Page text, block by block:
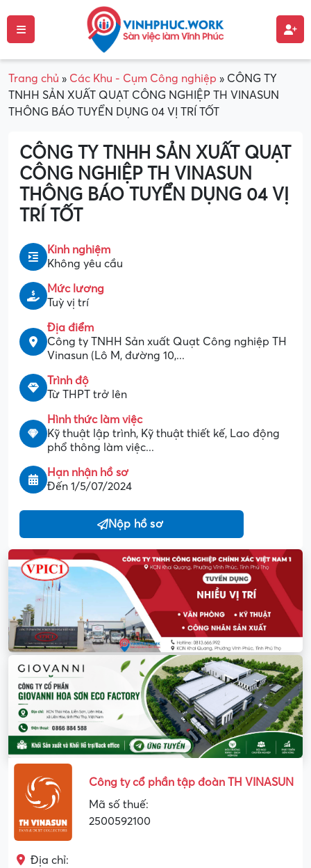
Trang chủ » Các Khu - Cụm Công nghiệp » CÔNG TY
TNHH SẢN XUẤT QUẠT CÔNG NGHIỆP TH VINASUN
THÔNG BÁO TUYỂN DỤNG 04 VỊ TRÍ TỐT
CÔNG TY TNHH SẢN XUẤT QUẠT
CÔNG NGHIỆP TH VINASUN
THÔNG BÁO TUYỂN DỤNG 04 VỊ
TRÍ TỐT
Kinh nghiệm
Không yêu cầu
Mức lương
Tuỳ vị trí
Địa điểm
Công ty TNHH Sản xuất Quạt Công nghiệp TH
Vinasun (Lô M, đường 10,...
Trình độ
Từ THPT trở lên
Hình thức làm việc
Kỹ thuật lập trình, Kỹ thuật thiết kế, Lao động
phổ thông làm việc...
Hạn nhận hồ sơ
Đến 1/5/07/2024
Nộp hồ sơ
Công ty cổ phần tập đoàn TH VINASUN
Mã số thuế:
2500592100
Địa chỉ: